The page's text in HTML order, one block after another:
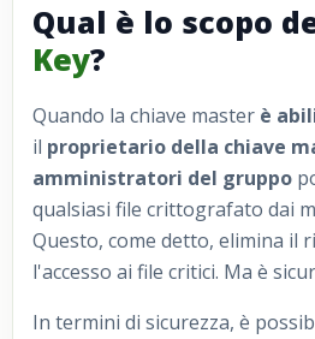
Qual è lo scopo
Key?
Quando la chiave master è
il proprietario della chiave
amministratori del gruppo
qualsiasi file crittografato dai
Questo, come detto, elimina il
l'accesso ai file critici. Ma è
In termini di sicurezza, è